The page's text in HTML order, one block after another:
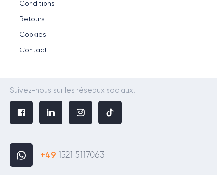
Conditions
Retours
Cookies
Contact
Suivez-nous sur les réseaux sociaux.
+49 1521 5117063